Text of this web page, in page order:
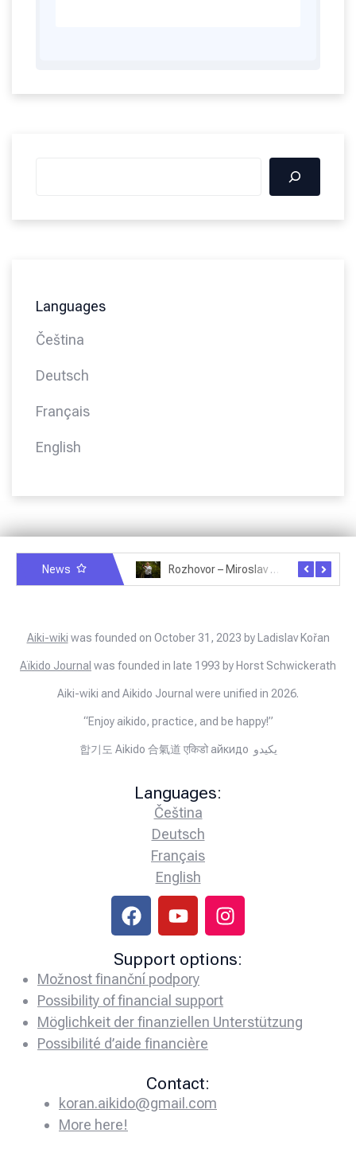
Languages
Čeština
Deutsch
Français
English
News Rozhovor – Miroslav Šmíd – 22.3.2025
Aiki-wiki was founded on October 31, 2023 by Ladislav Kořan
Aïkido Journal was founded in late 1993 by Horst Schwickerath
Aiki-wiki and Aikido Journal were unified in 2026.
“Enjoy aikido, practice, and be happy!”
합기도 Aikido 合氣道 एकिडो айкидо يكيدو
Languages:
Čeština
Deutsch
Français
English
Support options:
Možnost finanční podpory
Possibility of financial support
Möglichkeit der finanziellen Unterstützung
Possibilité d’aide financière
Contact:
koran.aikido@gmail.com
More here!